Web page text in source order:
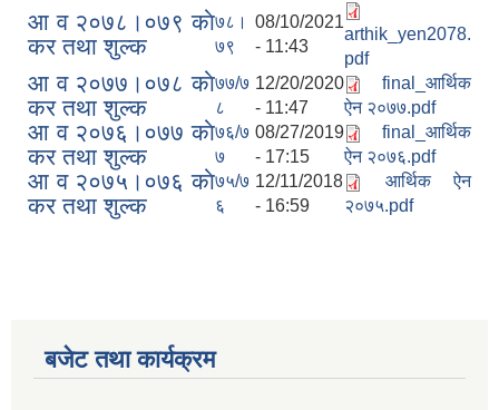
आ व २०७८।०७९ काे
कर तथा शुल्क
७८।
७९
08/10/2021
- 11:43
arthik_yen2078.
pdf
आ व २०७७।०७८ काे
कर तथा शुल्क
७७/७
८
12/20/2020
- 11:47
final_आर्थिक
ऐन २०७७.pdf
आ व २०७६।०७७ काे
कर तथा शुल्क
७६/७
७
08/27/2019
- 17:15
final_आर्थिक
ऐन २०७६.pdf
आ व २०७५।०७६ काे
कर तथा शुल्क
७५/७
६
12/11/2018
- 16:59
आर्थिक ऐन
२०७५.pdf
बजेट तथा कार्यक्रम